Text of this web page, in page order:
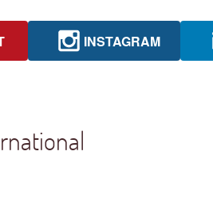
INSTAGRAM